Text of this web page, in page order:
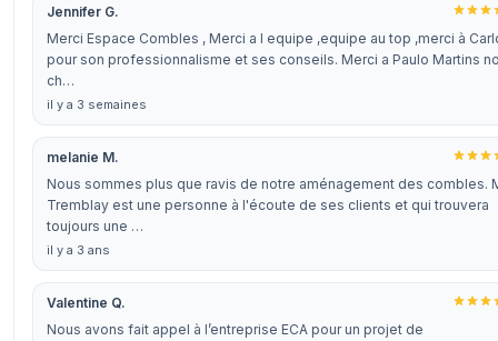
Jennifer G.
Merci Espace Combles , Merci a l equipe ,equipe au top ,merci à
pour son professionnalisme et ses conseils. Merci a Paulo Martins
ch…
il y a 3 semaines
melanie M.
Nous sommes plus que ravis de notre aménagement des combles.
Tremblay est une personne à l'écoute de ses clients et qui trouvera
toujours une …
il y a 3 ans
Valentine Q.
Nous avons fait appel à l’entreprise ECA pour un projet de